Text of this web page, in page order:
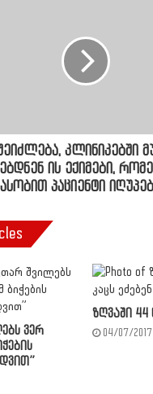
კლინიკებში
ის ექიმები,
ასობით პაციენტი
ვერ
ზღვაში 44
04/07/2017